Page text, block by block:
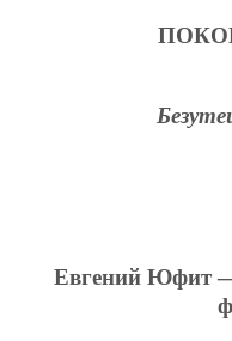
Евгений Юфит —